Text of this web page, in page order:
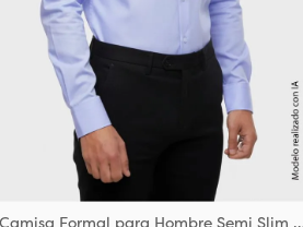
Camisa Formal para Hombre Semi Slim Fit